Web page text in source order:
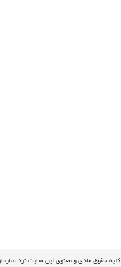
کلیه حقوق مادی و معنوی این سایت نزد